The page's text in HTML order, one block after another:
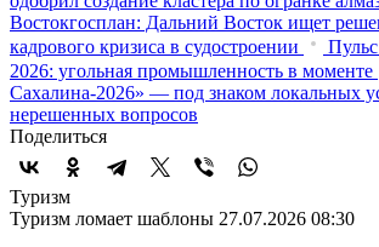
Востокгосплан: Дальний Восток ищет
кадрового кризиса в судостроении
2026: угольная промышленность в моменте
Сахалина-2026» — под знаком локальных
нерешенных вопросов
Поделиться
Туризм
Туризм ломает шаблоны 27.07.2026 08:30